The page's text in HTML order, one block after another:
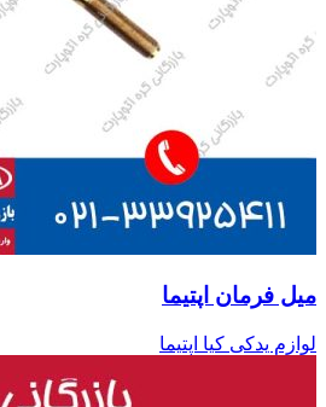
میل فرمان اپتیما
لوازم یدکی کیا اپتیما